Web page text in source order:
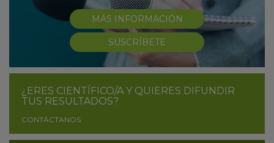
MÁS INFORMACIÓN
SUSCRÍBETE
¿ERES CIENTÍFICO/A Y QUIERES DIFUNDIR
TUS RESULTADOS?
CONTÁCTANOS